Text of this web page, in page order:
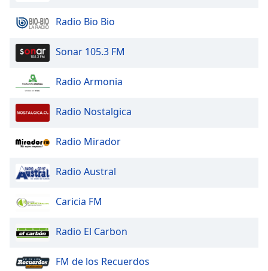
Radio Bio Bio
Sonar 105.3 FM
Radio Armonia
Radio Nostalgica
Radio Mirador
Radio Austral
Caricia FM
Radio El Carbon
FM de los Recuerdos